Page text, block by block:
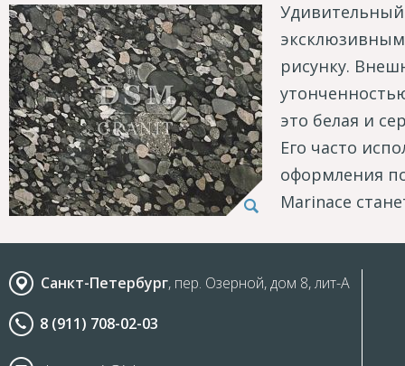
рисунку.
это белая и
Его часто
оформления
Marinace
Санкт-Петербург, пер. Озерной, дом 8, лит-А
8 (911) 708-02-03